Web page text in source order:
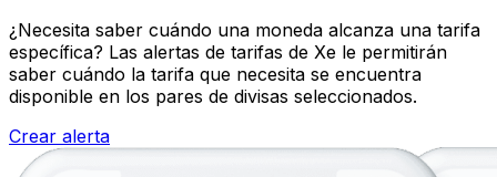
¿Necesita saber cuándo una moneda alcanza una tarifa
específica? Las alertas de tarifas de Xe le permitirán
saber cuándo la tarifa que necesita se encuentra
disponible en los pares de divisas seleccionados.
Crear alerta